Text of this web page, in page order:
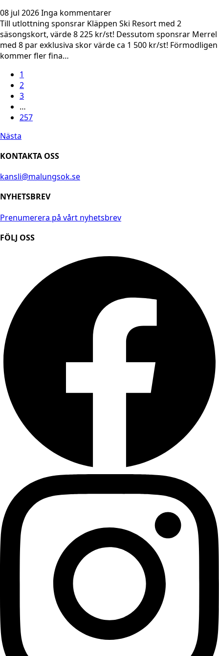
08 jul 2026Inga kommentarer
Till utlottning sponsrar Kläppen Ski Resort med 2
säsongskort, värde 8 225 kr/st! Dessutom sponsrar Merrel
med 8 par exklusiva skor värde ca 1 500 kr/st! Förmodligen
kommer fler fina…
1
2
3
…
257
Nästa
KONTAKTA OSS
kansli@malungsok.se
NYHETSBREV
Prenumerera på vårt nyhetsbrev
FÖLJ OSS